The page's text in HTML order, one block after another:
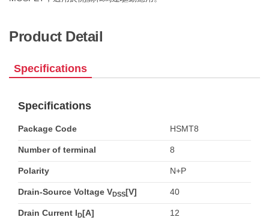
Product Detail
Specifications
Specifications
Package Code HSMT8
Number of terminal 8
Polarity N+P
Drain-Source Voltage VDSS[V] 40
Drain Current ID[A] 12